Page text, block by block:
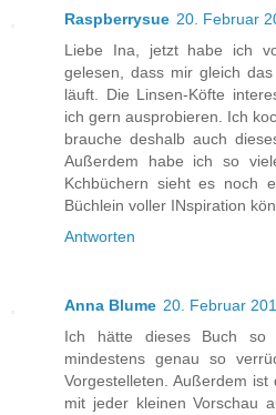
Raspberrysue 20. Februar
Liebe Ina, jetzt habe ich
gelesen, dass mir gleich
läuft. Die Linsen-Köfte
ich gern ausprobieren. Ich
brauche deshalb auch
Außerdem habe ich so
Kchbüchern sieht es noch
Büchlein voller INspiration
Antworten
Anna Blume 20. Februar
Ich hätte dieses Buch so
mindestens genau so
Vorgestelleten. Außerdem
mit jeder kleinen Vorschau